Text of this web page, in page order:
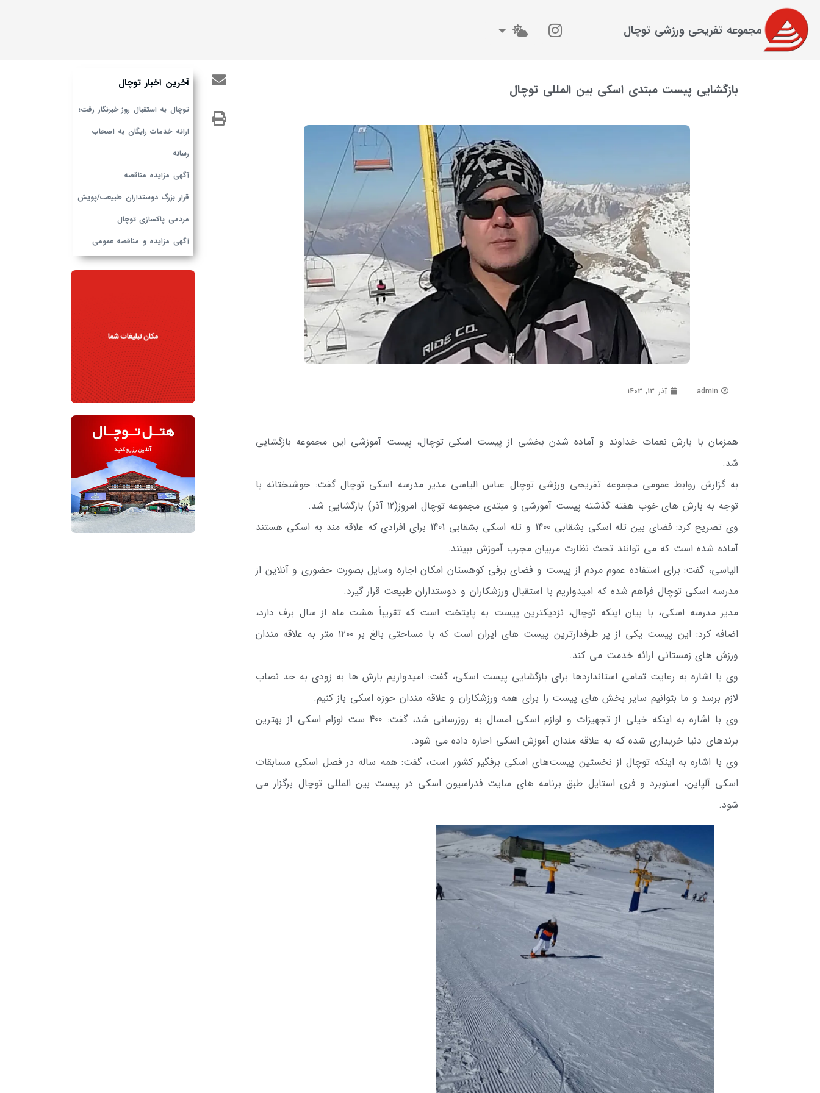
مجموعه تفریحی ورزشی توچال
بازگشایی پیست مبتدی اسکی بین المللی توچال
admin آذر 13, 1403
همزمان با بارش نعمات خداوند و آماده شدن بخشی از پیست اسکی توچال، پیست آموزشی این مجموعه بازگشایی
شد.
به گزارش روابط عمومی مجموعه تفریحی ورزشی توچال عباس الیاسی مدیر مدرسه اسکی توچال گفت: خوشبختانه با
توجه به بارش های خوب هفته گذشته پیست آموزشی و مبتدی مجموعه توچال امروز(12 آذر) بازگشایی شد.
وی تصریح کرد: فضای بین تله اسکی بشقابی 1400 و تله اسکی بشقابی 1401 برای افرادی که علاقه مند به اسکی هستند
آماده شده است که می توانند تحث نظارت مربیان مجرب آموزش ببینند.
الیاسی، گفت: برای استفاده عموم مردم از پیست و فضای برفی کوهستان امکان اجاره وسایل بصورت حضوری و آنلاین از
مدرسه اسکی توچال فراهم شده که امیدواریم با استقبال ورزشکاران و دوستداران طبیعت قرار گیرد.
مدیر مدرسه اسکی، با بیان اینکه توچال، نزدیکترین پیست به پایتخت است که تقریباً هشت ماه از سال برف دارد،
اضافه کرد: این پیست یکی از پر طرفدارترین پیست های ایران است که با مساحتی بالغ بر ۱۲۰۰ متر به علاقه مندان
ورزش های زمستانی ارائه خدمت می کند.
وی با اشاره به رعایت تمامی استانداردها برای بازگشایی پیست اسکی، گفت: امیدواریم بارش ها به زودی به حد نصاب
لازم برسد و ما بتوانیم سایر بخش های پیست را برای همه ورزشکاران و علاقه مندان حوزه اسکی باز کنیم.
وی با اشاره به اینکه خیلی از تجهیزات و لوازم اسکی امسال به روزرسانی شد، گفت: 400 ست لوزام اسکی از بهترین
برندهای دنیا خریداری شده که به علاقه مندان آموزش اسکی اجاره داده می شود.
وی با اشاره به اینکه توچال از نخستین پیست‌های اسکی برفگیر کشور است، گفت: همه ساله در فصل اسکی مسابقات
اسکی آلپاین، اسنوبرد و فری استایل طبق برنامه های سایت فدراسیون اسکی در پیست بین المللی توچال برگزار می
شود.
آخرین اخبار توچال
توچال به استقبال روز خبرنگار رفت؛
ارائه خدمات رایگان به اصحاب
رسانه
آگهی مزایده مناقصه
قرار بزرگ دوستداران طبیعت/پویش
مردمی پاکسازی توچال
آگهی مزایده و مناقصه عمومی